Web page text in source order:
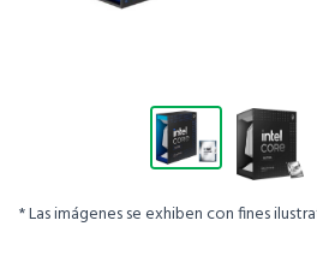
* Las imágenes se exhiben con fines